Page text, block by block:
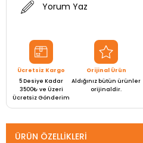
Yorum Yaz
Ücretsiz Kargo
5 Desiye Kadar
3500₺ ve Üzeri
Ücretsiz Gönderim
Orijinal Ürün
Aldığınız bütün ürünler
orijinaldir.
ÜRÜN ÖZELLIKLERI